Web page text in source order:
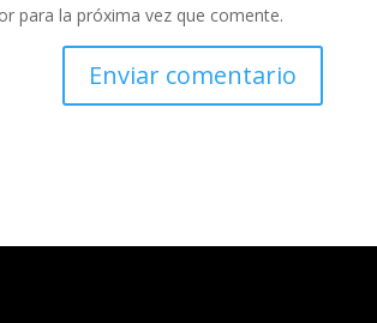
para la próxima vez que comente.